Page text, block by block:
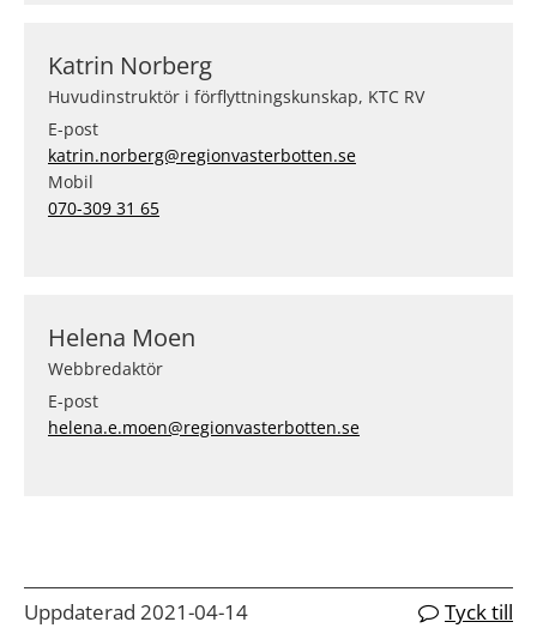
Katrin Norberg
Huvudinstruktör i förflyttningskunskap, KTC RV
E-post
katrin.norberg@regionvasterbotten.se
Mobil
070-309 31 65
Helena Moen
Webbredaktör
E-post
helena.e.moen@regionvasterbotten.se
Uppdaterad 2021-04-14 Tyck till